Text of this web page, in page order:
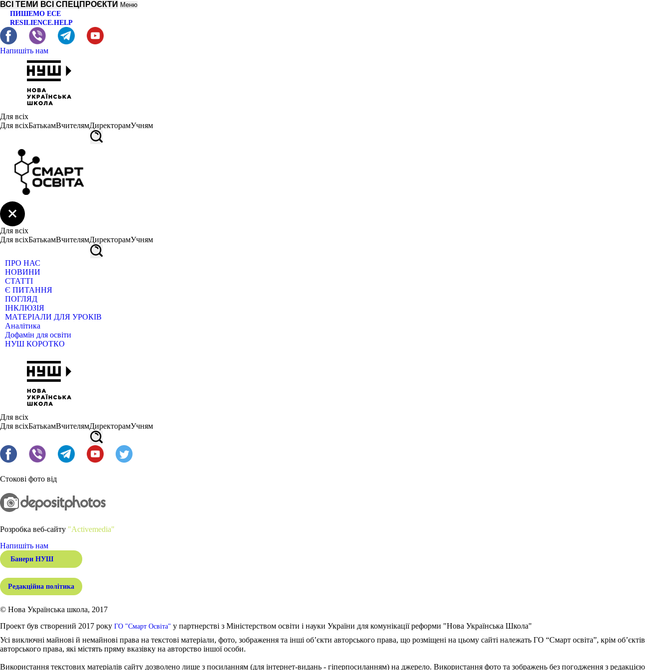
ВСІ ТЕМИ ВСІ СПЕЦПРОЄКТИ Меню
ПИШЕМО ЕСЕ
RESILIENCE.HELP
Напишіть нам
Для всіх
Для всіхБатькамВчителямДиректорамУчням
Для всіх
Для всіхБатькамВчителямДиректорамУчням
ПРО НАС
НОВИНИ
СТАТТІ
Є ПИТАННЯ
ПОГЛЯД
ІНКЛЮЗІЯ
МАТЕРІАЛИ ДЛЯ УРОКІВ
Аналітика
Дофамін для освіти
НУШ КОРОТКО
Для всіх
Для всіхБатькамВчителямДиректорамУчням
Стокові фото від
Розробка веб-сайту "Activemedia"
Напишіть нам
Банери НУШ
Редакційна політика
© Нова Українська школа, 2017
Проект був створений 2017 року ГО "Смарт Освіта" у партнерстві з Міністерством освіти і науки України для комунікації реформи "Нова Українська Школа"
Усі виключні майнові й немайнові права на текстові матеріали, фото, зображення та інші об’єкти авторського права, що розміщені на цьому сайті належать ГО “Смарт освіта”, крім об’єктів
авторського права, які містять пряму вказівку на авторство іншої особи.
Використання текстових матеріалів сайту дозволено лише з посиланням (для інтернет-видань - гіперпосиланням) на джерело. Використання фото та зображень без погодження з редакцією